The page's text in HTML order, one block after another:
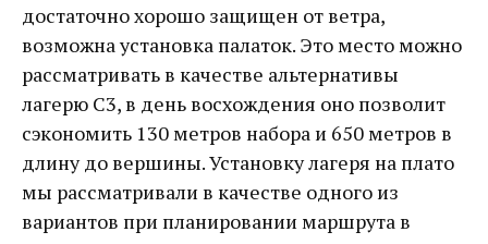
достаточно хорошо защищен от ветра,
возможна установка палаток. Это место можно
рассматривать в качестве альтернативы
лагерю C3, в день восхождения оно позволит
сэкономить 130 метров набора и 650 метров в
длину до вершины. Установку лагеря на плато
мы рассматривали в качестве одного из
вариантов при планировании маршрута в